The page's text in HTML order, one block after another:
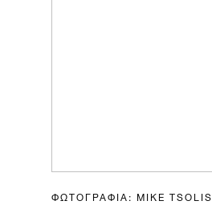
ΦΩΤΟΓΡΑΦΙΑ: MIKE TSOLIS